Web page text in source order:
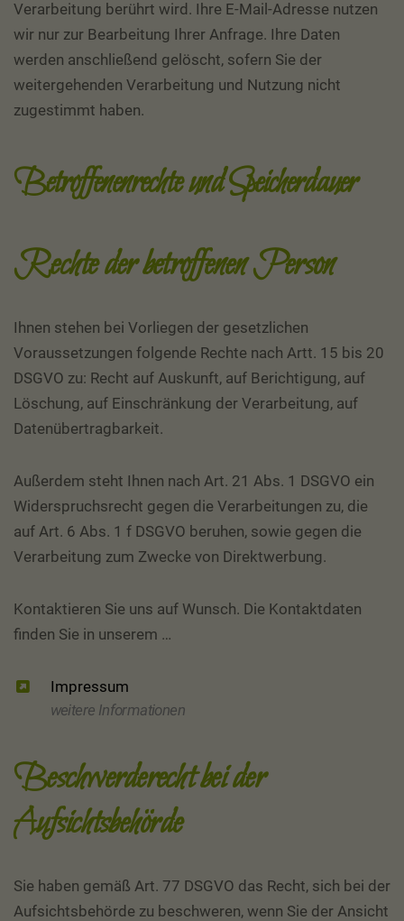
Verarbeitung berührt wird. Ihre E-Mail-Adresse nutzen
wir nur zur Bearbeitung Ihrer Anfrage. Ihre Daten
werden anschließend gelöscht, sofern Sie der
weitergehenden Verarbeitung und Nutzung nicht
zugestimmt haben.
Betroffenenrechte und Speicherdauer
Rechte der betroffenen Person
Ihnen stehen bei Vorliegen der gesetzlichen
Voraussetzungen folgende Rechte nach Artt. 15 bis 20
DSGVO zu: Recht auf Auskunft, auf Berichtigung, auf
Löschung, auf Einschränkung der Verarbeitung, auf
Datenübertragbarkeit.
Außerdem steht Ihnen nach Art. 21 Abs. 1 DSGVO ein
Widerspruchsrecht gegen die Verarbeitungen zu, die
auf Art. 6 Abs. 1 f DSGVO beruhen, sowie gegen die
Verarbeitung zum Zwecke von Direktwerbung.
Kontaktieren Sie uns auf Wunsch. Die Kontaktdaten
finden Sie in unserem …
Impressum
weitere Informationen
Beschwerderecht bei der
Aufsichtsbehörde
Sie haben gemäß Art. 77 DSGVO das Recht, sich bei der
Aufsichtsbehörde zu beschweren, wenn Sie der Ansicht